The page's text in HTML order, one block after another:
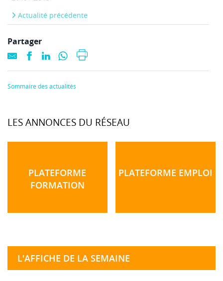
Actualité précédente
Partager
Sommaire des actualités
LES ANNONCES DU RÉSEAU
PLATEFORME
FORMATION
PLATEFORME EMPLOI
L'AFFICHE DE LA SEMAINE